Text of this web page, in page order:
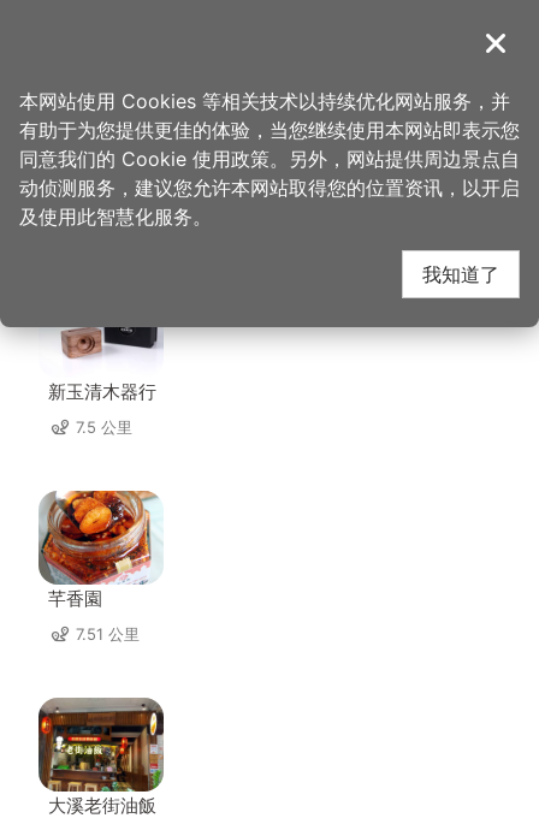
導覽
首页 > 想去的地方 > 美食、购物 > 佳园活鱼餐厅
佳园活鱼餐厅 周边店家
新玉清木器行
7.5 公里
芊香園
7.51 公里
大溪老街油飯
关闭
本网站使用 Cookies 等相关技术以持续优化网站服务，并
有助于为您提供更佳的体验，当您继续使用本网站即表示您
同意我们的 Cookie 使用政策。另外，网站提供周边景点自
动侦测服务，建议您允许本网站取得您的位置资讯，以开启
及使用此智慧化服务。
我知道了